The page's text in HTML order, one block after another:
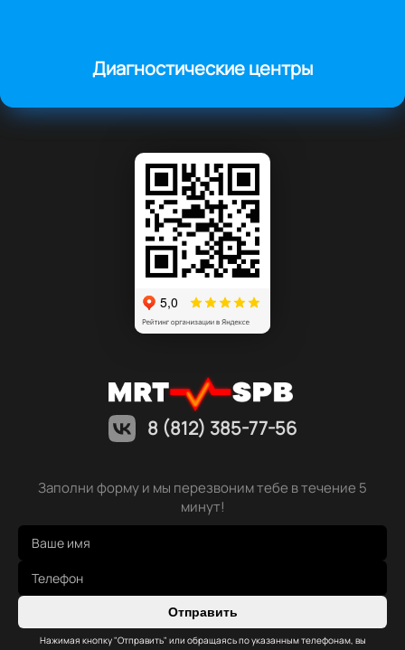
Диагностические центры
8 (812) 385-77-56
Заполни форму и мы перезвоним тебе в течение 5
минут!
Отправить
Нажимая кнопку "Отправить" или обращаясь по указанным телефонам, вы